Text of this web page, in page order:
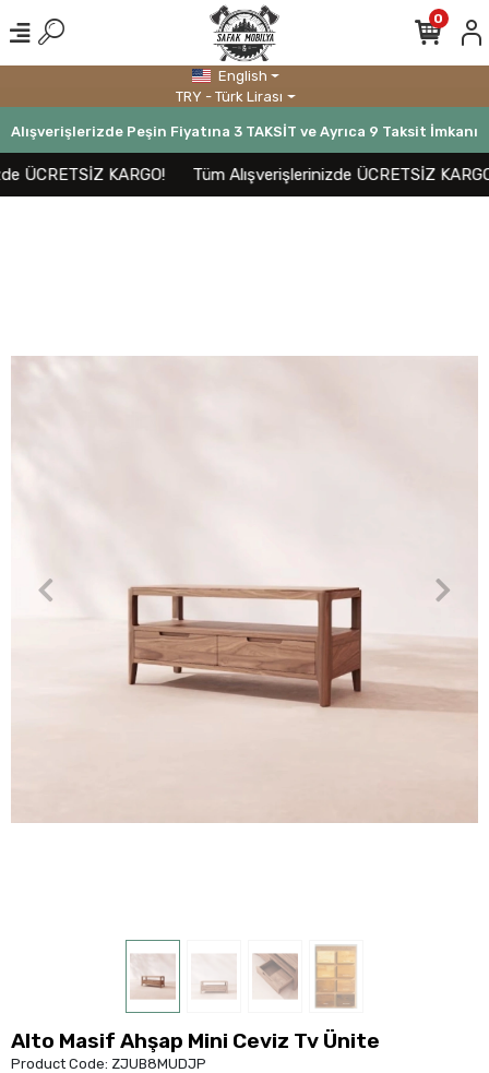
Alışverişlerizde Peşin Fiyatına 3 TAKSİT ve Ayrıca 9 Taksit İmkanı
ÜCRETSİZ KARGO! Tüm Alışverişlerinizde ÜCRETSİZ KARGO!
0
English
TRY - Türk Lirası
Alto Masif Ahşap Mini Ceviz Tv Ünite
Product Code: ZJUB8MUDJP